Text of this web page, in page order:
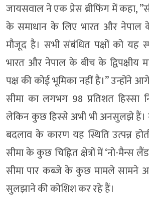
जायसवाल ने एक प्रेस ब्रीफिंग में कहा,
के समाधान के लिए भारत और नेपाल के
मौजूद है। सभी संबंधित पक्षों को यह
भारत और नेपाल के बीच के द्विपक्षीय
पक्ष की कोई भूमिका नहीं है।” उन्होंने
सीमा का लगभग 98 प्रतिशत हिस्सा
लेकिन कुछ हिस्से अभी भी अनसुलझे हैं।
बदलाव के कारण यह स्थिति उत्पन्न
सीमा के कुछ चिह्नित क्षेत्रों में ‘नो-मैन्स
सीमा पार कब्जे के कुछ मामले सामने
सुलझाने की कोशिश कर रहे हैं।